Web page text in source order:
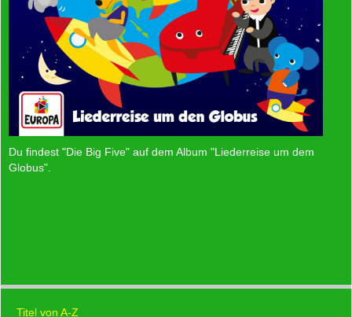
Du findest "Die Big Five" auf dem Album "Liederreise um dem
Globus".
Titel von A-Z